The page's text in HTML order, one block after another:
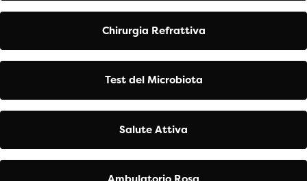
Chirurgia Refrattiva
Test del Microbiota
Salute Attiva